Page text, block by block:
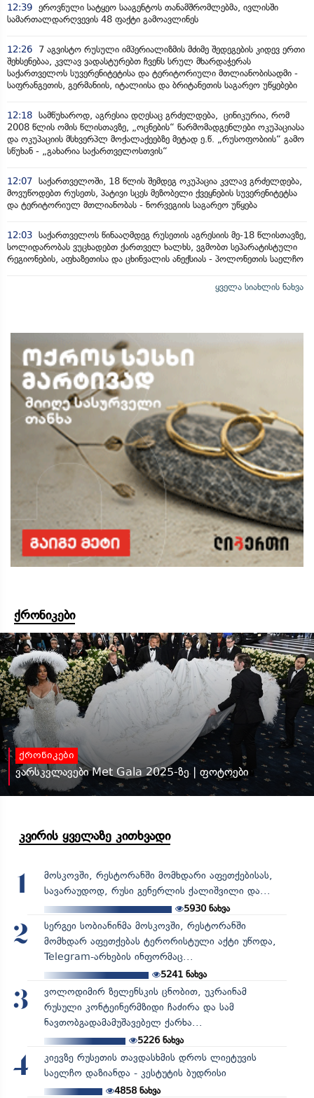
12:39 ეროვნული სატყეო სააგენტოს თანამშრომლებმა, ივლისში
სამართალდარღვევის 48 ფაქტი გამოავლინეს
12:26
7 აგვისტო რუსული იმპერიალიზმის მძიმე შედეგების კიდევ ერთი
შეხსენებაა, კვლავ ვადასტურებთ ჩვენს სრულ მხარდაჭერას
საქართველოს სუვერენიტეტისა და ტერიტორიული მთლიანობისადმი -
საფრანგეთის, გერმანიის, იტალიისა და ბრიტანეთის საგარეო უწყებები
12:18 სამწუხაროდ, აგრესია დღესაც გრძელდება, ცინიკურია, რომ
2008 წლის ომის წლისთავზე, „ოცნების“ წარმომადგენლები ოკუპაციასა
და ოკუპაციის მსხვერპლ მოქალაქეებზე მეტად ე.წ. „რუსოფობიის“ გამო
სწუხან - „გახარია საქართველოსთვის“
12:07 საქართველოში, 18 წლის შემდეგ ოკუპაცია კვლავ გრძელდება,
მოვუწოდებთ რუსეთს, პატივი სცეს მეზობელი ქვეყნების სუვერენიტეტსა
და ტერიტორიულ მთლიანობას - ნორვეგიის საგარეო უწყება
12:03 საქართველოს წინააღმდეგ რუსეთის აგრესიის მე-18 წლისთავზე,
სოლიდარობას ვუცხადებთ ქართველ ხალხს, ვგმობთ სეპარატისტული
რეგიონების, აფხაზეთისა და ცხინვალის ანექსიას - პოლონეთის საელჩო
ყველა სიახლის ნახვა
ქრონიკები
ქრონიკები
ვარსკვლავები Met Gala 2025-ზე | ფოტოები
კვირის ყველაზე კითხვადი
1
მოსკოვში, რესტორანში მომხდარი აფეთქებისას,
სავარაუდოდ, რუსი გენერლის ქალიშვილი და...
5930ნახვა
2
სერგეი სობიანინმა მოსკოვში, რესტორანში
მომხდარ აფეთქებას ტერორისტული აქტი უწოდა,
Telegram-არხების ინფორმაც...
5241ნახვა
3
ვოლოდიმირ ზელენსკის ცნობით, უკრაინამ
რუსული კონტეინერმზიდი ჩაძირა და სამ
ნავთობგადამამუშავებელ ქარხა...
5226ნახვა
4
კიევზე რუსეთის თავდასხმის დროს ლიეტუვის
საელჩო დაზიანდა - კესტუტის ბუდრისი
4858ნახვა